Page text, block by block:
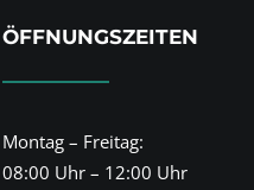
ÖFFNUNGSZEITEN
Montag – Freitag:
08:00 Uhr – 12:00 Uhr